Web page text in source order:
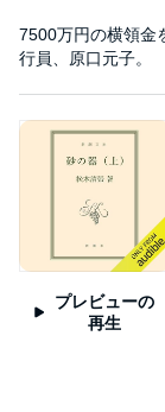
7500万円の横領金
行員、原口元子。
プレビューの
再生